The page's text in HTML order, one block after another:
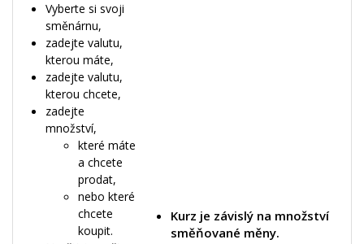
Vyberte si svoji
směnárnu,
zadejte valutu,
kterou máte,
zadejte valutu,
kterou chcete,
zadejte
množství,
které máte
a chcete
prodat,
nebo které
chcete
koupit.
Kurz je závislý na množství
směňované měny.